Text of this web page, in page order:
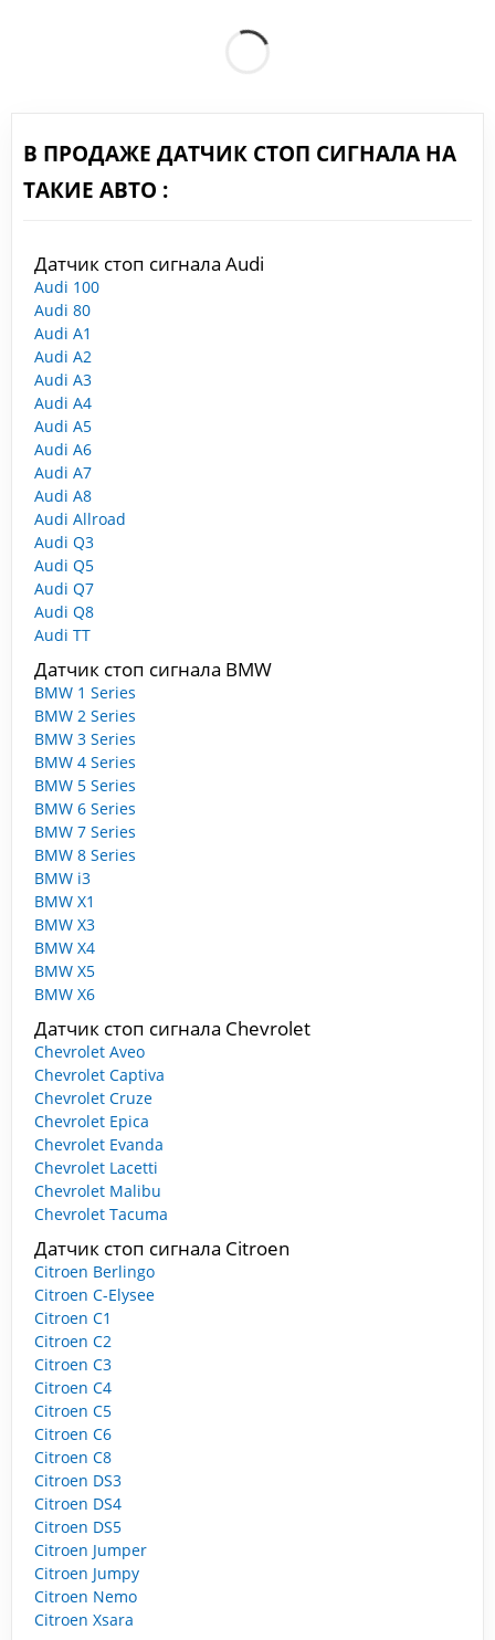
В ПРОДАЖЕ ДАТЧИК СТОП СИГНАЛА НА
ТАКИЕ АВТО :
Датчик стоп сигнала Audi
Audi 100
Audi 80
Audi A1
Audi A2
Audi A3
Audi A4
Audi A5
Audi A6
Audi A7
Audi A8
Audi Allroad
Audi Q3
Audi Q5
Audi Q7
Audi Q8
Audi TT
Датчик стоп сигнала BMW
BMW 1 Series
BMW 2 Series
BMW 3 Series
BMW 4 Series
BMW 5 Series
BMW 6 Series
BMW 7 Series
BMW 8 Series
BMW i3
BMW X1
BMW X3
BMW X4
BMW X5
BMW X6
Датчик стоп сигнала Chevrolet
Chevrolet Aveo
Chevrolet Captiva
Chevrolet Cruze
Chevrolet Epica
Chevrolet Evanda
Chevrolet Lacetti
Chevrolet Malibu
Chevrolet Tacuma
Датчик стоп сигнала Citroen
Citroen Berlingo
Citroen C-Elysee
Citroen C1
Citroen C2
Citroen C3
Citroen C4
Citroen C5
Citroen C6
Citroen C8
Citroen DS3
Citroen DS4
Citroen DS5
Citroen Jumper
Citroen Jumpy
Citroen Nemo
Citroen Xsara